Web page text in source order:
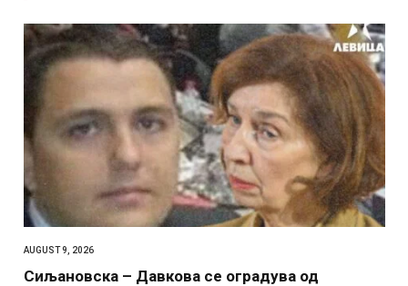
AUGUST 9, 2026
Сиљановска – Давкова се оградува од